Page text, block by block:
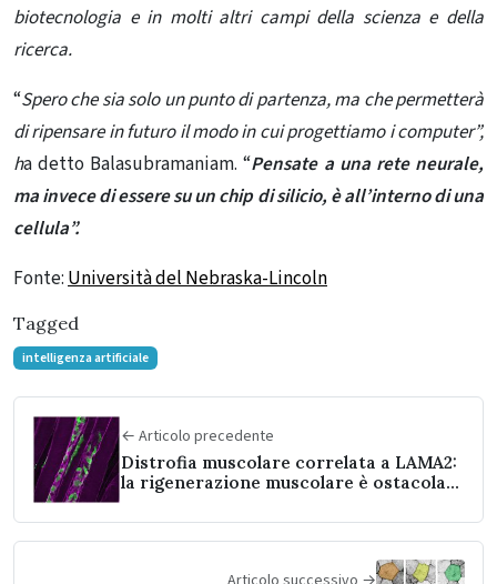
biotecnologia e in molti altri campi della scienza e della
ricerca.
“Spero che sia solo un punto di partenza, ma che permetterà
di ripensare in futuro il modo in cui progettiamo i computer”,
ha detto Balasubramaniam. “Pensate a una rete neurale,
ma invece di essere su un chip di silicio, è all’interno di una
cellula”.
Fonte: Università del Nebraska-Lincoln
Tagged
intelligenza artificiale
← Articolo precedente
Distrofia muscolare correlata a LAMA2:
la rigenerazione muscolare è ostacolata